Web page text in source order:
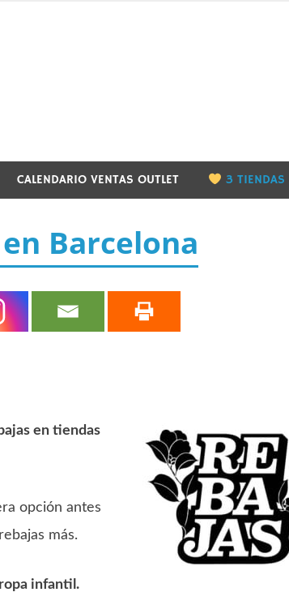
CALENDARIO VENTAS OUTLET 3 TIENDAS
Barcelona
en tiendas
opción antes
más.
infantil.